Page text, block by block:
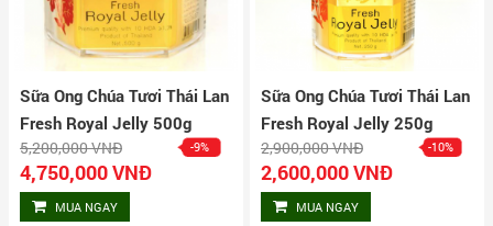
Sữa Ong Chúa Tươi Thái Lan
Fresh Royal Jelly 500g
5,200,000 VNĐ -9%
4,750,000 VNĐ
MUA NGAY
Sữa Ong Chúa Tươi Thái Lan
Fresh Royal Jelly 250g
2,900,000 VNĐ -10%
2,600,000 VNĐ
MUA NGAY